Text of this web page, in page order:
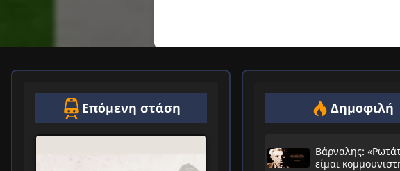
Επόμενη στάση Δημοφιλή
Βάρναλης:
είμαι